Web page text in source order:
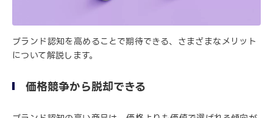
ブランド認知を高めることで期待できる、さまざまなメリット
について解説します。
価格競争から脱却できる